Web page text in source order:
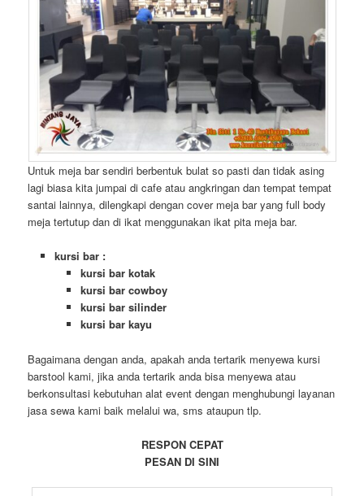
Untuk meja bar sendiri berbentuk bulat so pasti dan tidak asing
lagi biasa kita jumpai di cafe atau angkringan dan tempat tempat
santai lainnya, dilengkapi dengan cover meja bar yang full body
meja tertutup dan di ikat menggunakan ikat pita meja bar.
kursi bar :
kursi bar kotak
kursi bar cowboy
kursi bar silinder
kursi bar kayu
Bagaimana dengan anda, apakah anda tertarik menyewa kursi
barstool kami, jika anda tertarik anda bisa menyewa atau
berkonsultasi kebutuhan alat event dengan menghubungi layanan
jasa sewa kami baik melalui wa, sms ataupun tlp.
RESPON CEPAT
PESAN DI SINI